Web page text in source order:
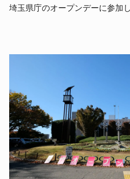
埼玉県庁のオープンデーに参加